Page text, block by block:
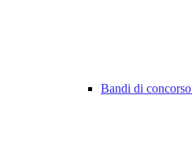
Bandi di concorso